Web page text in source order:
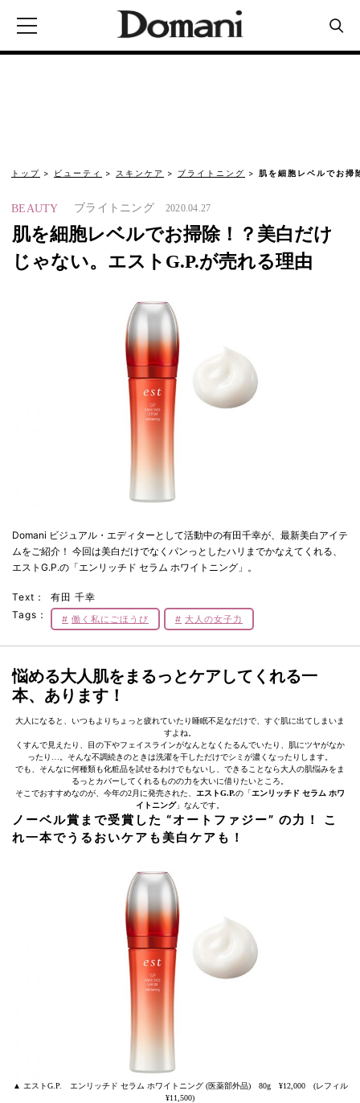
トップ ビューティ スキンケア ブライトニング 肌を細胞レベルでお
BEAUTY ブライトニング 2020.04.27
肌を細胞レベルでお掃除！？美白だけ
じゃない。エストG.P.が売れる理由
Domani ビジュアル・エディターとして活動中の有田千幸が、最新美白アイテ
ムをご紹介！ 今回は美白だけでなくパンっとしたハリまでかなえてくれる、
エストG.P.の「エンリッチド セラム ホワイトニング」。
Text：
有田 千幸
Tags：
働く私にごほうび 大人の女子力
悩める大人肌をまるっとケアしてくれる一
本、あります！
大人になると、いつもよりちょっと疲れていたり睡眠不足なだけで、すぐ肌に出てしまいま
すよね。
くすんで見えたり、目の下やフェイスラインがなんとなくたるんでいたり、肌にツヤがなか
ったり…。そんな不調続きのときは洗濯を干しただけでシミが濃くなったりします。
でも、そんなに何種類も化粧品を試せるわけでもないし、できることなら大人の肌悩みをま
るっとカバーしてくれるものの力を大いに借りたいところ。
そこでおすすめなのが、今年の2月に発売された、 エストG.P.の「エンリッチド セラム ホワ
イトニング」なんです。
ノーベル賞まで受賞した “オートファジー” の力！ こ
れ一本でうるおいケアも美白ケアも！
▲ エストG.P. エンリッチド セラム ホワイトニング (医薬部外品) 80g ¥12,000 (レフィル
¥11,500)